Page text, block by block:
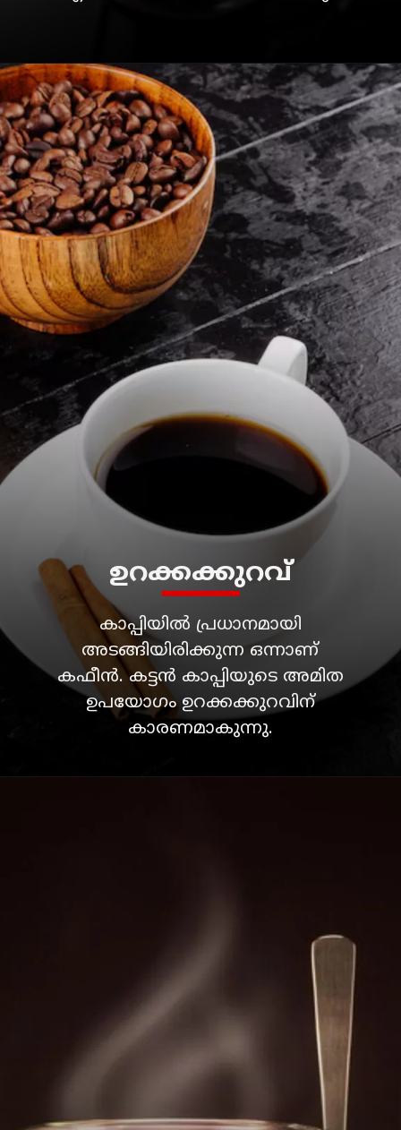
കാപ്പിയിൽ പ്രധാനമായി
അടങ്ങിയിരിക്കുന്ന ഒന്നാണ്
കഫീൻ. കട്ടൻ കാപ്പിയുടെ അമിത
ഉപയോ​ഗം ഉറക്കക്കുറവിന്
ഉറക്കക്കുറവ്